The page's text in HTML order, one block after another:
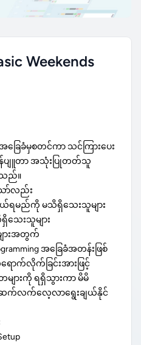
Weekends
ခြေခံမှစတင်ကာ သင်ကြားပေး
န်ပျူတာ အသုံးပြုတတ်သူ
ည်။
ော်လည်း
ယ်ရမည်ကို မသိရှိသေးသူများ
ေးသူများ
ားအတွက်
အခြေခံအတန်းဖြစ်
က်လိုက်ခြင်းအားဖြင့်
များကို ရရှိသွားကာ မိမိ
က်လက်လေ့လာရွေးချယ်နိုင်